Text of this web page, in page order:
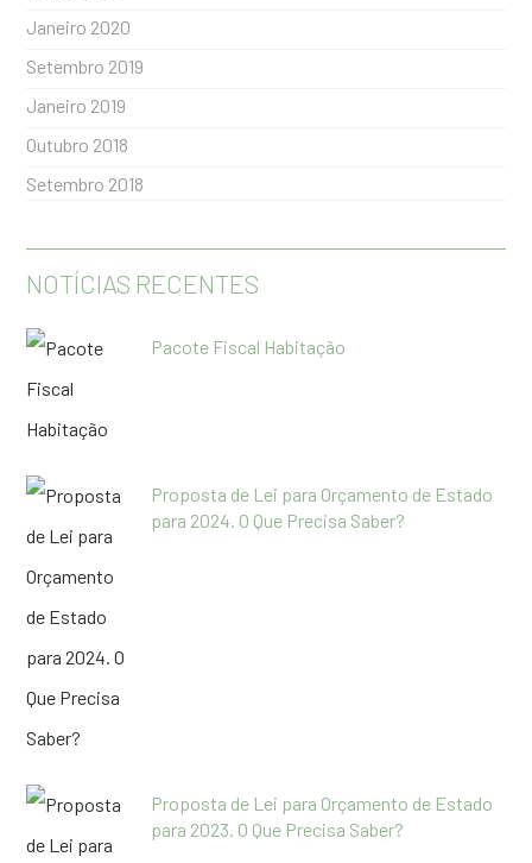
Janeiro 2020
Setembro 2019
Janeiro 2019
Outubro 2018
Setembro 2018
NOTÍCIAS RECENTES
Pacote Fiscal Habitação
Proposta de Lei para Orçamento de Estado
para 2024. O Que Precisa Saber?
Proposta de Lei para Orçamento de Estado
para 2023. O Que Precisa Saber?